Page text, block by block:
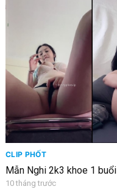
CLIP PHỐT
Mẫn Nghi 2k3 khoe 1
10 tháng trước